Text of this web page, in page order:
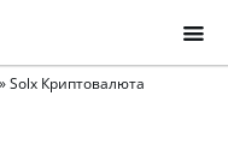
»Solx Криптовалюта